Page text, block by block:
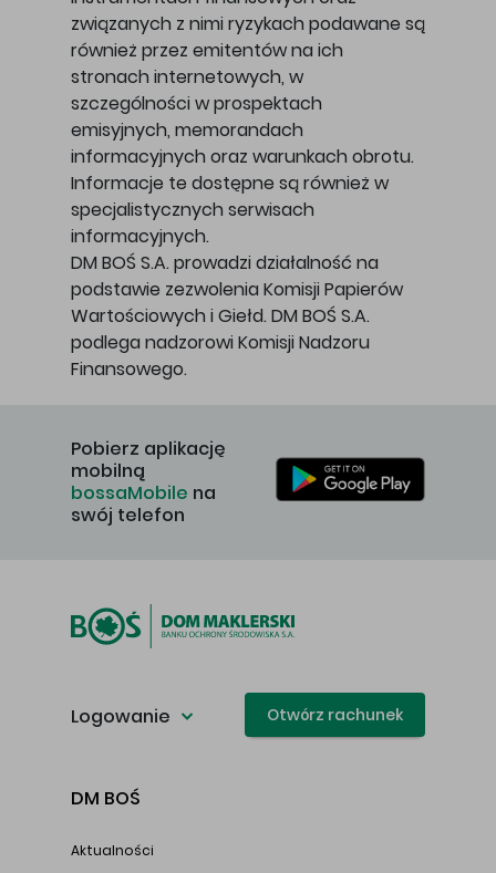
związanych z nimi ryzykach podawane są
również przez emitentów na ich
stronach internetowych, w
szczególności w prospektach
emisyjnych, memorandach
informacyjnych oraz warunkach obrotu.
Informacje te dostępne są również w
specjalistycznych serwisach
informacyjnych.
DM BOŚ S.A. prowadzi działalność na
podstawie zezwolenia Komisji Papierów
Wartościowych i Giełd. DM BOŚ S.A.
podlega nadzorowi Komisji Nadzoru
Finansowego.
Pobierz aplikację
mobilną
bossaMobile na
swój telefon
Logowanie Otwórz rachunek
DM BOŚ
Aktualności